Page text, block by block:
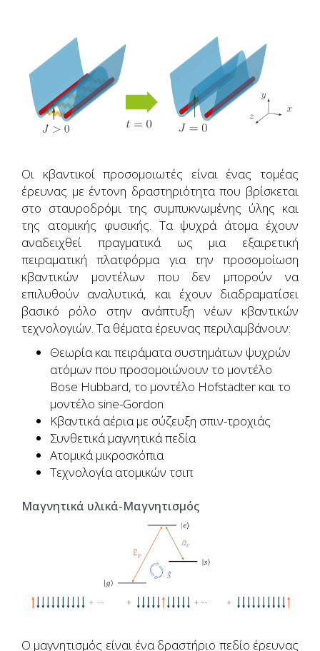
Οι κβαντικοί προσομοιωτές είναι ένας τομέας
έρευνας με έντονη δραστηριότητα που βρίσκεται
στο σταυροδρόμι της συμπυκνωμένης ύλης και
της ατομικής φυσικής. Τα ψυχρά άτομα έχουν
αναδειχθεί πραγματικά ως μια εξαιρετική
πειραματική πλατφόρμα για την προσομοίωση
κβαντικών μοντέλων που δεν μπορούν να
επιλυθούν αναλυτικά, και έχουν διαδραματίσει
βασικό ρόλο στην ανάπτυξη νέων κβαντικών
τεχνολογιών. Τα θέματα έρευνας περιλαμβάνουν:
Θεωρία και πειράματα συστημάτων ψυχρών
ατόμων που προσομοιώνουν το μοντέλο
Bose Hubbard, το μοντέλο Hofstadter και το
μοντέλο sine-Gordon
Κβαντικά αέρια με σύζευξη σπιν-τροχιάς
Συνθετικά μαγνητικά πεδία
Ατομικά μικροσκόπια
Τεχνολογία ατομικών τσιπ
Μαγνητικά υλικά-Μαγνητισμός
Ο μαγνητισμός είναι ένα δραστήριο πεδίο έρευνας